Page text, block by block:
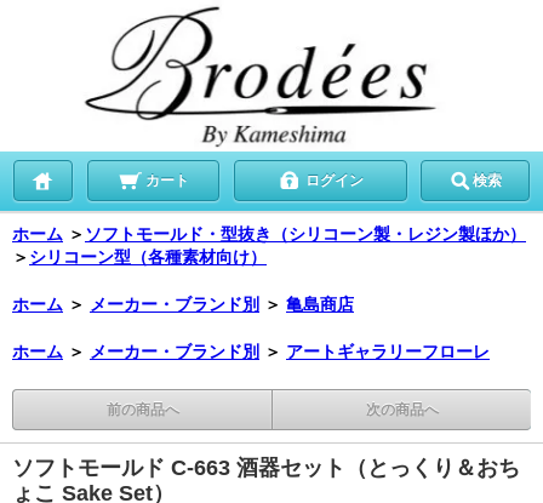
カート ログイン 検索
ホーム ＞ ソフトモールド・型抜き（シリコーン製・レジン製ほか）
＞ シリコーン型（各種素材向け）
ホーム ＞ メーカー・ブランド別 ＞ 亀島商店
ホーム ＞ メーカー・ブランド別 ＞ アートギャラリーフローレ
前の商品へ 次の商品へ
ソフトモールド C-663 酒器セット（とっくり＆おち
ょこ Sake Set）